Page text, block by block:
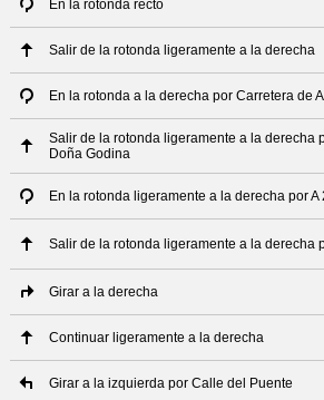
En la rotonda recto
Salir de la rotonda ligeramente a la derecha
En la rotonda a la derecha por Carretera de
Salir de la rotonda ligeramente a la derecha
Doña Godina
En la rotonda ligeramente a la derecha por
Salir de la rotonda ligeramente a la derecha
Girar a la derecha
Continuar ligeramente a la derecha
Girar a la izquierda por Calle del Puente